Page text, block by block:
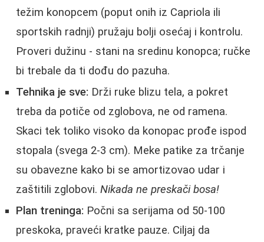
težim konopcem (poput onih iz Capriola ili
sportskih radnji) pružaju bolji osećaj i kontrolu.
Proveri dužinu - stani na sredinu konopca; ručke
bi trebale da ti dođu do pazuha.
Tehnika je sve: Drži ruke blizu tela, a pokret
treba da potiče od zglobova, ne od ramena.
Skaci tek toliko visoko da konopac prođe ispod
stopala (svega 2-3 cm). Meke patike za trčanje
su obavezne kako bi se amortizovao udar i
zaštitili zglobovi. Nikada ne preskači bosa!
Plan treninga: Počni sa serijama od 50-100
preskoka, praveći kratke pauze. Ciljaj da